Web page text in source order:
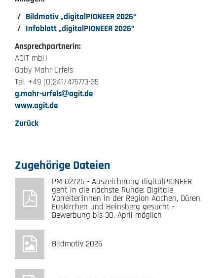
Bildmotiv „digitalPIONEER 2026“
Infoblatt „digitalPIONEER 2026“
Ansprechpartnerin:
AGIT mbH
Gaby Mahr-Urfels
Tel. +49 (0)241/475773-35
g.mahr-urfels
agit.de
www.agit.de
Zurück
Zugehörige Dateien
PM 02/26 - Auszeichnung digitalPIONEER
geht in die nächste Runde: Digitale
Vorreiter:innen in der Region Aachen, Düren,
Euskirchen und Heinsberg gesucht -
Bewerbung bis 30. April möglich
Bildmotiv 2026